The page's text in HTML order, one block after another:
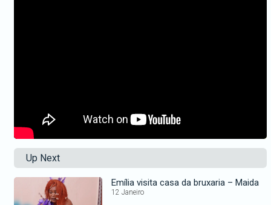
Up Next
Emília visita casa da bruxaria – Maida
12 Janeiro